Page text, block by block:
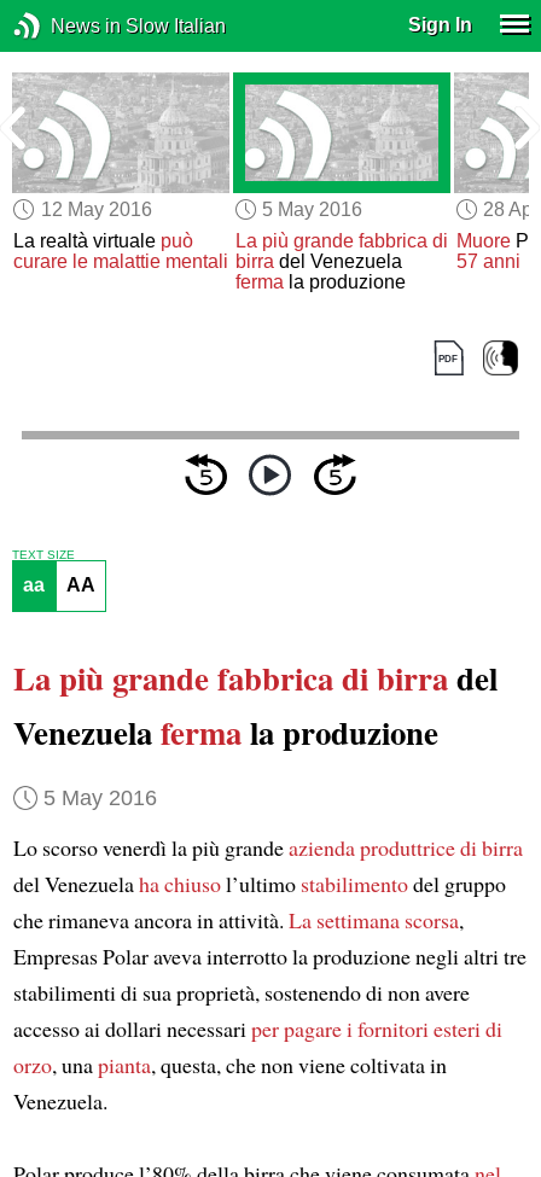
News in Slow Italian Sign In
12 May 2016
La realtà virtuale può
curare le malattie mentali
5 May 2016
La più grande fabbrica di
birradel Venezuela
fermala produzione
28
Muore
57 anni
TEXT SIZE
aa AA
La più grande fabbrica di birradel
Venezuelafermala produzione
5 May 2016
Lo scorso venerdì la più grandeazienda produttrice di birra
del Venezuelaha chiusol’ultimo stabilimentodel gruppo
che rimaneva ancora in attività. La settimana scorsa,
Empresas Polar aveva interrotto la produzione negli altri tre
stabilimenti di sua proprietà, sostenendo di non avere
accesso ai dollari necessariper pagare i fornitori esteri di
orzo, unapianta, questa, che non viene coltivata in
Venezuela.